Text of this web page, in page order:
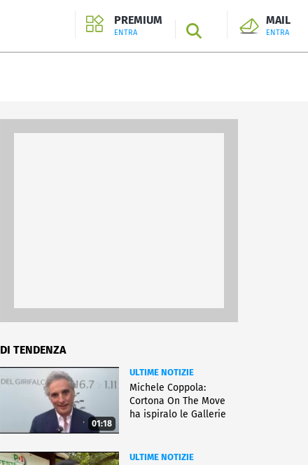
PREMIUM
ENTRA SEARCH
MAIL
ENTRA
DI TENDENZA
01:18
ULTIME NOTIZIE
Michele Coppola:
Cortona On The Move
ha ispiralo le Gallerie
ULTIME NOTIZIE